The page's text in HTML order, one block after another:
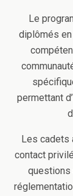
Le
diplômés
permettant
Les cadets
contact
questions